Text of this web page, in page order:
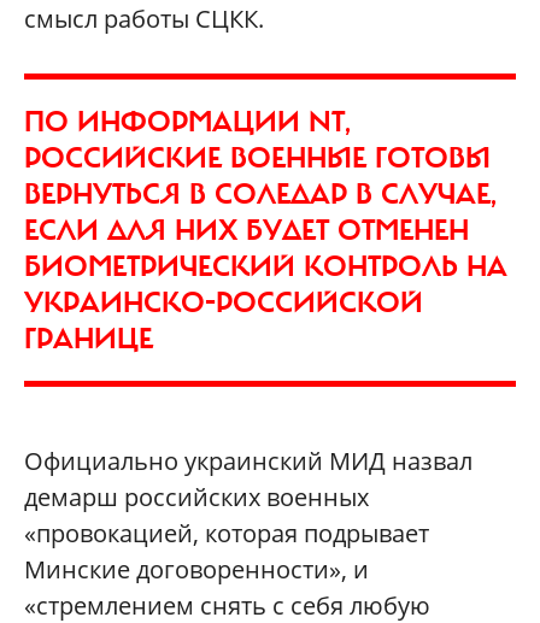
смысл работы СЦКК.
ПО ИНФОРМАЦИИ NT,
РОССИЙСКИЕ ВОЕННЫЕ ГОТОВЫ
ВЕРНУТЬСЯ В СОЛЕДАР В СЛУЧАЕ,
ЕСЛИ ДЛЯ НИХ БУДЕТ ОТМЕНЕН
БИОМЕТРИЧЕСКИЙ КОНТРОЛЬ НА
УКРАИНСКО-РОССИЙСКОЙ
ГРАНИЦЕ
Официально украинский МИД назвал
демарш российских военных
«провокацией, которая подрывает
Минские договоренности», и
«стремлением снять с себя любую